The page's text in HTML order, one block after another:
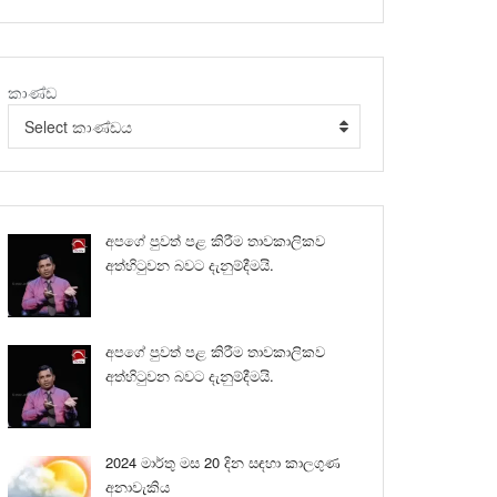
කාණ්ඩ
Select කාණ්ඩය
අපගේ පුවත් පළ කිරීම තාවකාලිකව
අත්හිටුවන බවට දැනුම්දීමයි.
අපගේ පුවත් පළ කිරීම තාවකාලිකව
අත්හිටුවන බවට දැනුම්දීමයි.
2024 මාර්තු මස 20 දින සඳහා කාලගුණ
අනාවැකිය